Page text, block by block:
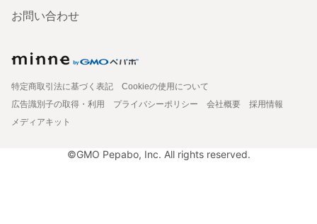
お問い合わせ
特定商取引法に基づく表記
Cookieの使用について
広告識別子の取得・利用
プライバシーポリシー 会社概要
採用情報
メディアキット
©GMO Pepabo, Inc. All rights reserved.